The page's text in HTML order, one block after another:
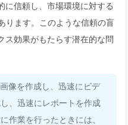
に信頼し、市場環境に対する
ります。このような信頼の盲
ス効果がもたらす潜在的な問
像を作成し、迅速にビデ
、迅速にレポートを作成
作業を行ったときには、